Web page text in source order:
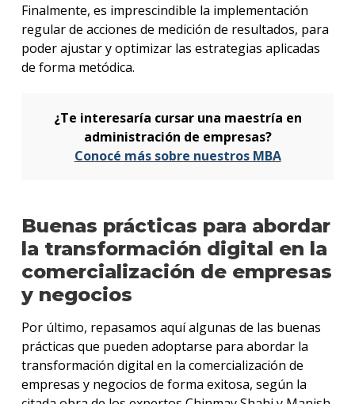
Finalmente, es imprescindible la implementación
regular de acciones de medición de resultados, para
poder ajustar y optimizar las estrategias aplicadas
de forma metódica.
¿Te interesaría cursar una maestría en
administración de empresas?
Conocé más sobre nuestros MBA
Buenas prácticas para abordar
la transformación digital en la
comercialización de empresas
y negocios
Por último, repasamos aquí algunas de las buenas
prácticas que pueden adoptarse para abordar la
transformación digital en la comercialización de
empresas y negocios de forma exitosa, según la